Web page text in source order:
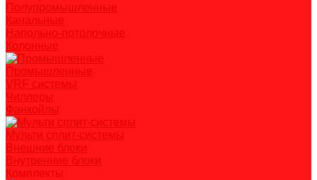
Полупромышленные
Канальные
Напольно-потолочные
Колонные
Промышленные
VRF системы
Чиллеры
Фанкойлы
Мульти сплит-системы
Внешние блоки
Внутренние блоки
Комплекты